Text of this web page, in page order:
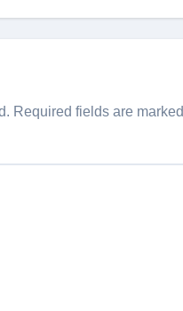
Required fields are marked